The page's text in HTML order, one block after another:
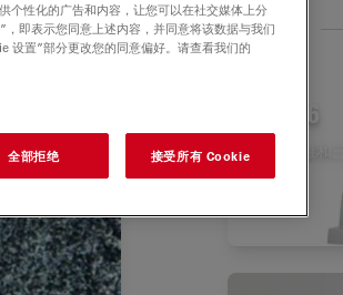
相关产品
DVM6
用于二维和
个性化的广告和内容，让您可以在社交媒体上分
即表示您同意上述内容，并同意将该数据与我们
设置”部分更改您的同意偏好。请查看我们的
全部拒绝 接受所有 Cookie